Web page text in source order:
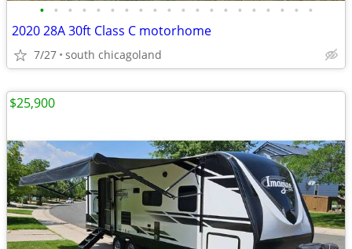
• • • • • • • • • • • • • • • • • • • •
2020 28A 30ft Class C motorhome
7/27 south chicagoland
$25,900